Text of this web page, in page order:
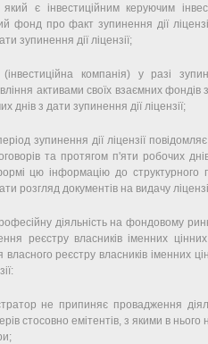
є інвестиційним керуючим
фонд про факт зупинення дії
зупинення дії ліцензії;
компанія) у разі
активами своїх взаємних фондів
з дати зупинення дії ліцензії;
зупинення дії ліцензії повідомляє
та протягом п'яти робочих
цю інформацію до структурного
розгляд документів на видачу
діяльність на фондовому
реєстру власників іменних
реєстру власників іменних
не припиняє провадження
стосовно емітентів, з якими в